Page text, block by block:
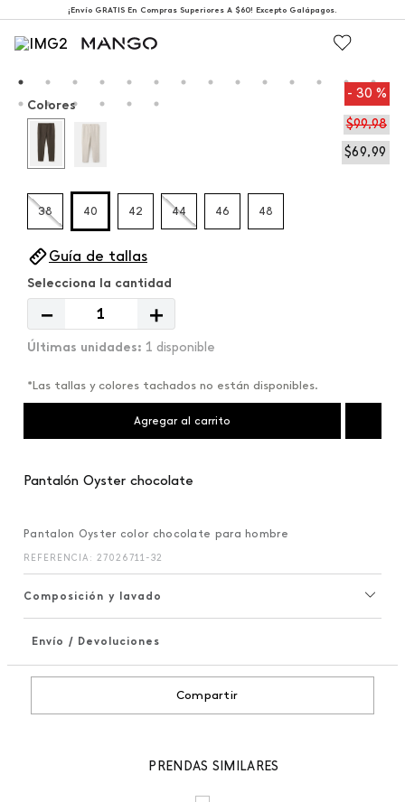
¡Envío GRATIS En Compras Superiores A $60! Excepto Galápagos.
30 %
$99,98
$69,99
Colores
38 40 42 44 46 48
Guía de tallas
＋
－
1 disponible
*Las tallas y colores tachados no están disponibles.
Agregar al carrito
Pantalón Oyster chocolate
Pantalon Oyster color chocolate para hombre
REFERENCIA : 27026711-32
Composición y lavado
Envío / Devoluciones
Compartir
PRENDAS SIMILARES